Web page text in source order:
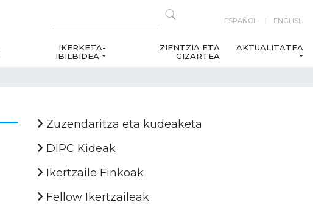
ESPAÑOL ENGLISH
IKERKETA-
IBILBIDEA
ZIENTZIA ETA
GIZARTEA
AKTUALITATEA
Zuzendaritza eta kudeaketa
DIPC Kideak
Ikertzaile Finkoak
Fellow Ikertzaileak